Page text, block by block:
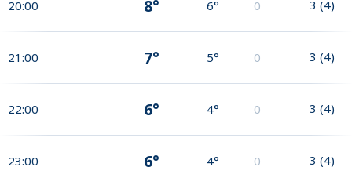
20:00 8° 6° 0 3 (4)
21:00 7° 5° 0 3 (4)
22:00 6° 4° 0 3 (4)
23:00 6° 4° 0 3 (4)